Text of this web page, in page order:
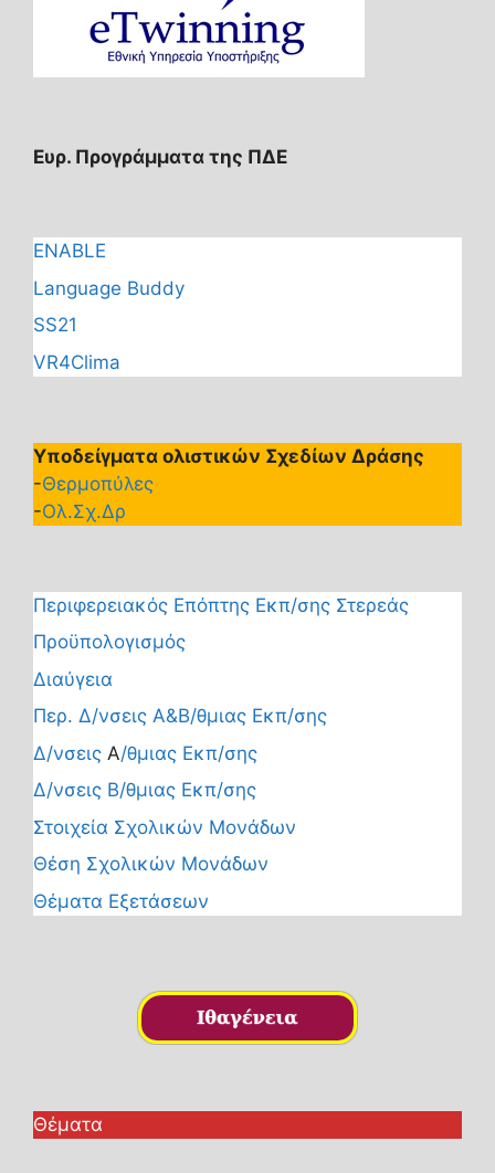
Ευρ. Προγράμματα της ΠΔΕ
ENABLE
Language Buddy
SS21
VR4Clima
Υποδείγματα ολιστικών Σχεδίων Δράσης
-Θερμοπύλες
-Ολ.Σχ.Δρ
Περιφερειακός Επόπτης Εκπ/σης Στερεάς
Προϋπολογισμός
Διαύγεια
Περ. Δ/νσεις Α&Β/θμιας Εκπ/σης
Δ/νσεις Α/θμιας Εκπ/σης
Δ/νσεις Β/θμιας Εκπ/σης
Στοιχεία Σχολικών Μονάδων
Θέση Σχολικών Μονάδων
Θέματα Εξετάσεων
Θέματα